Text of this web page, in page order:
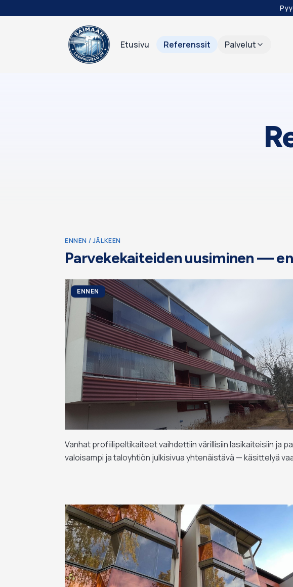
Etusivu Referenssit Palvelut
ENNEN / JÄLKEEN
Parvekekaiteiden uusiminen —
ENNEN
Vanhat profiilipeltikaiteet vaihdettiin värillisiin lasikaiteisiin ja
valoisampi ja taloyhtiön julkisivua yhtenäistävä — käsittelyä